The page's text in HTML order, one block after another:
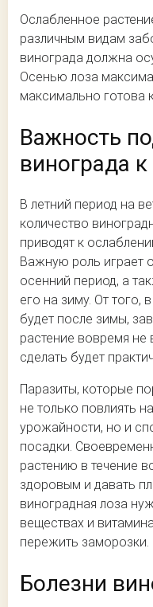
Ослабленное
различным видам
винограда должна
Осенью лоза
максимально готова
Важность
винограда
В летний период на
количество
приводят к
Важную роль играет
осенний период, а
его на зиму. От того,
будет после зимы,
растение вовремя не
сделать будет
Паразиты, которые
не только повлиять
урожайности, но и
посадки.
растению в течение
здоровым и давать
виноградная лоза
веществах и
пережить заморозки.
Болезни